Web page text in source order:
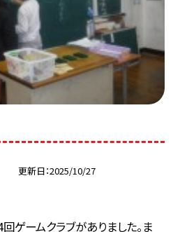
更新日 2025/10/27
ゲームクラブがありました。ま